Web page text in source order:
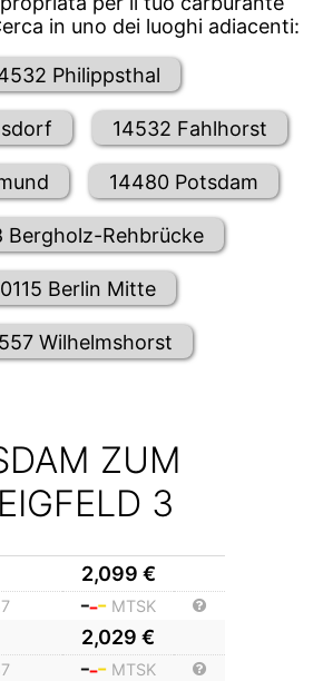
in uno dei luoghi adiacenti:
Philippsthal
14532 Fahlhorst
14480 Potsdam
Bergholz-Rehbrücke
Berlin Mitte
Wilhelmshorst
ZUM
3
2,099 €
MTSK
2,029 €
MTSK